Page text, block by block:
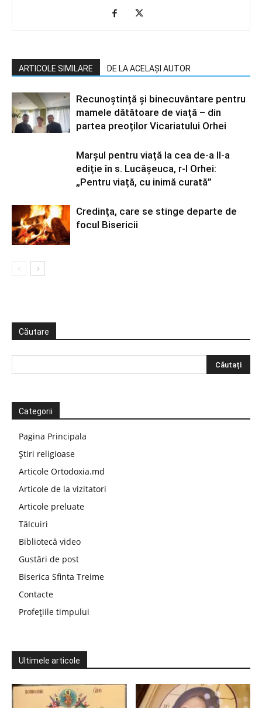
ARTICOLE SIMILARE DE LA ACELAȘI AUTOR
Recunoștință și binecuvântare pentru
mamele dătătoare de viață – din
partea preoților Vicariatului Orhei
Marșul pentru viață la cea de-a II-a
ediție în s. Lucășeuca, r-l Orhei:
„Pentru viață, cu inimă curată”
Credința, care se stinge departe de
focul Bisericii
Căutare
Categorii
Pagina Principala
Știri religioase
Articole Ortodoxia.md
Articole de la vizitatori
Articole preluate
Tâlcuiri
Bibliotecă video
Gustări de post
Biserica Sfinta Treime
Contacte
Profețiile timpului
Ultimele articole